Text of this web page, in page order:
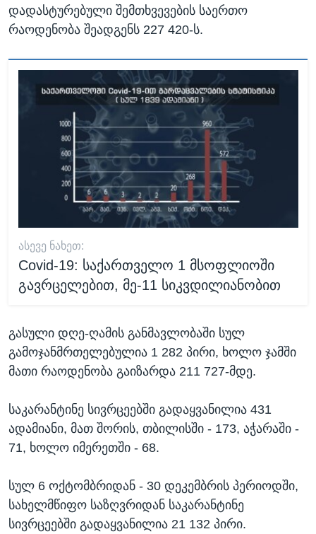
დადასტურებული შემთხვევების საერთო
რაოდენობა შეადგენს 227 420-ს.
ᲐᲡᲔᲕᲔ ᲜᲐᲮᲔᲗ:
Covid-19: საქართველო 1 მსოფლიოში
გავრცელებით, მე-11 სიკვდილიანობით
გასული დღე-ღამის განმავლობაში სულ
გამოჯანმრთელებულია 1 282 პირი, ხოლო ჯამში
მათი რაოდენობა გაიზარდა 211 727-მდე.
საკარანტინე სივრცეებში გადაყვანილია 431
ადამიანი, მათ შორის, თბილისში - 173, აჭარაში -
71, ხოლო იმერეთში - 68.
სულ 6 ოქტომბრიდან - 30 დეკემბრის პერიოდში,
სახელმწიფო საზღვრიდან საკარანტინე
სივრცეებში გადაყვანილია 21 132 პირი.